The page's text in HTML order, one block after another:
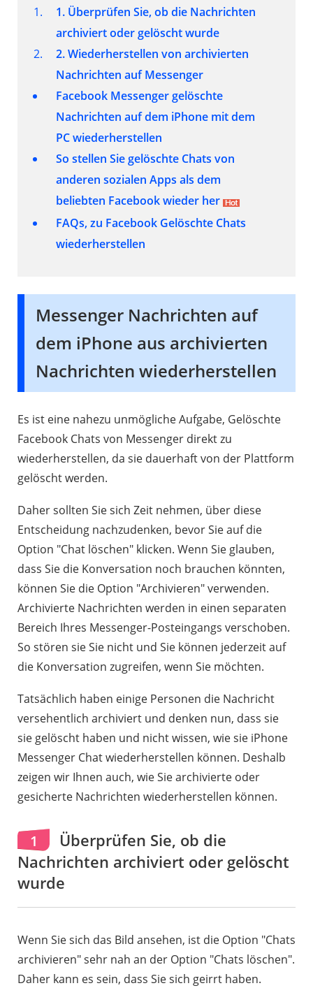
1. Überprüfen Sie, ob die Nachrichten
archiviert oder gelöscht wurde
2. Wiederherstellen von archivierten
Nachrichten auf Messenger
Facebook Messenger gelöschte
Nachrichten auf dem iPhone mit dem
PC wiederherstellen
So stellen Sie gelöschte Chats von
anderen sozialen Apps als dem
beliebten Facebook wieder her
FAQs, zu Facebook Gelöschte Chats
wiederherstellen
Messenger Nachrichten auf
dem iPhone aus archivierten
Nachrichten wiederherstellen
Es ist eine nahezu unmögliche Aufgabe, Gelöschte
Facebook Chats von Messenger direkt zu
wiederherstellen, da sie dauerhaft von der Plattform
gelöscht werden.
Daher sollten Sie sich Zeit nehmen, über diese
Entscheidung nachzudenken, bevor Sie auf die
Option "Chat löschen" klicken. Wenn Sie glauben,
dass Sie die Konversation noch brauchen könnten,
können Sie die Option "Archivieren" verwenden.
Archivierte Nachrichten werden in einen separaten
Bereich Ihres Messenger-Posteingangs verschoben.
So stören sie Sie nicht und Sie können jederzeit auf
die Konversation zugreifen, wenn Sie möchten.
Tatsächlich haben einige Personen die Nachricht
versehentlich archiviert und denken nun, dass sie
sie gelöscht haben und nicht wissen, wie sie iPhone
Messenger Chat wiederherstellen können. Deshalb
zeigen wir Ihnen auch, wie Sie archivierte oder
gesicherte Nachrichten wiederherstellen können.
1
Überprüfen Sie, ob die
Nachrichten archiviert oder gelöscht
wurde
Wenn Sie sich das Bild ansehen, ist die Option "Chats
archivieren" sehr nah an der Option "Chats löschen".
Daher kann es sein, dass Sie sich geirrt haben.